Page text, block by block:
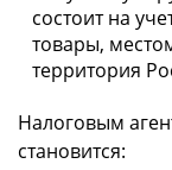
состоит на
товары,
территория
Налоговым
становится: